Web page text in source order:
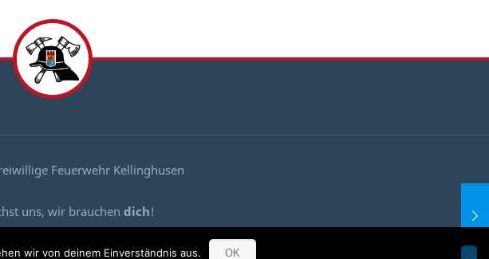
Feuerwehr Kellinghusen
uns, wir brauchen dich!
zu uns und mach mit!
wir von deinem Einverständnis aus. OK